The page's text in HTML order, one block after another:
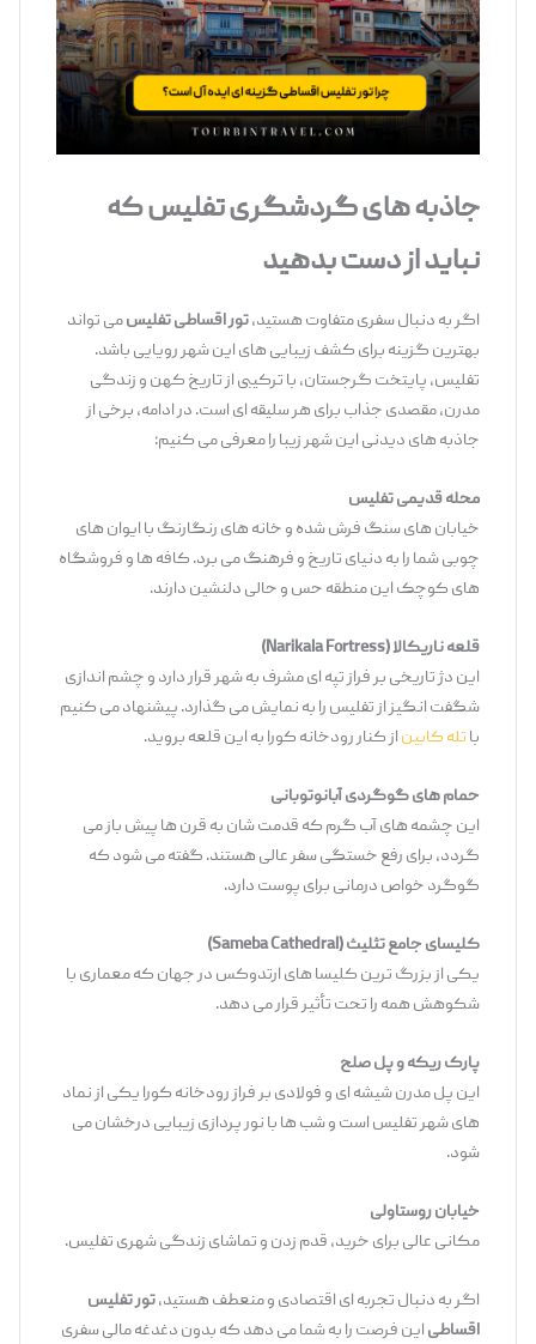
جاذبه ‌های گردشگری تفلیس که
نباید از دست بدهید
اگر به دنبال سفری متفاوت هستید،تور اقساطی تفلیسمی ‌تواند
بهترین گزینه برای کشف زیبایی ‌های این شهر رویایی باشد.
تفلیس، پایتخت گرجستان، با ترکیبی از تاریخ کهن و زندگی
مدرن، مقصدی جذاب برای هر سلیقه ‌ای است. در ادامه، برخی از
جاذبه ‌های دیدنی این شهر زیبا را معرفی می‌ کنیم:
محله قدیمی تفلیس
خیابان‌ های سنگ ‌فرش شده و خانه ‌های رنگارنگ با ایوان ‌های
چوبی شما را به دنیای تاریخ و فرهنگ می ‌برد. کافه ‌ها و فروشگاه‌
های کوچک این منطقه حس ‌و حالی دلنشین دارند.
قلعه ناریکالا(Narikala Fortress)
این دژ تاریخی بر فراز تپه‌ ای مشرف به شهر قرار دارد و چشم ‌اندازی
شگفت ‌انگیز از تفلیس را به نمایش می ‌گذارد. پیشنهاد می ‌کنیم
تله ‌کابین از کنار رودخانه کورا به این قلعه بروید.
حمام ‌های گوگردی آبانوتوبانی
این چشمه‌ های آب گرم که قدمت ‌شان به قرن ‌ها پیش باز می
‌گردد، برای رفع خستگی سفر عالی هستند. گفته می ‌شود که
گوگرد خواص درمانی برای پوست دارد.
کلیسای جامع تثلیث(Sameba Cathedral)
یکی از بزرگ ‌ترین کلیسا های ارتدوکس در جهان که معماری با
شکوهش همه را تحت تأثیر قرار می ‌دهد.
پارک ریکه و پل صلح
این پل مدرن شیشه ‌ای و فولادی بر فراز رودخانه کورا یکی از نماد
های شهر تفلیس است و شب ‌ها با نور پردازی زیبایی درخشان می‌
خیابان روستاولی
مکانی عالی برای خرید، قدم زدن و تماشای زندگی شهری تفلیس.
اگر به دنبال تجربه ‌ای اقتصادی و منعطف هستید،تور تفلیس
اقساطیاین فرصت را به شما می ‌دهد که بدون دغدغه مالی سفری